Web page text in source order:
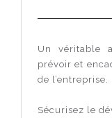
Un véritable
prévoir et
de l’entreprise.
Sécurisez le